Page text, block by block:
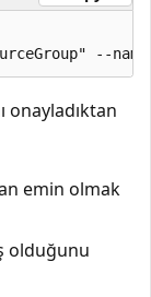
onayladıktan
emin olmak
olduğunu